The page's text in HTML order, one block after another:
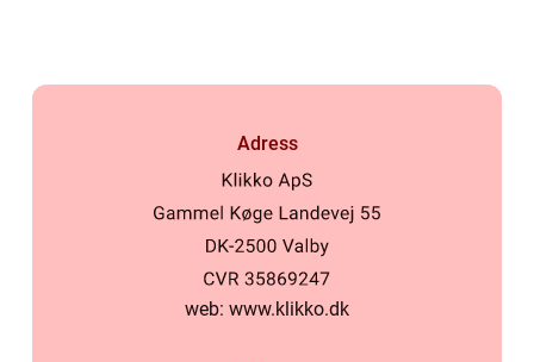
Adress
web: www.klikko.dk